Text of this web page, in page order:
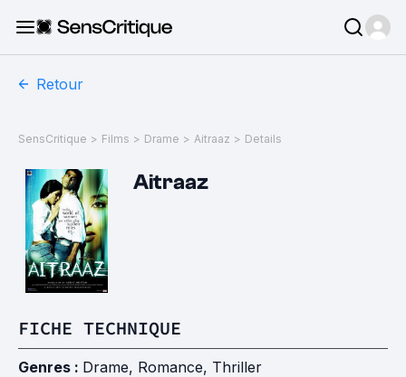
Retour
SensCritique > Films > Drame > Aitraaz > Details
Aitraaz
FICHE TECHNIQUE
Genres : Drame, Romance, Thriller